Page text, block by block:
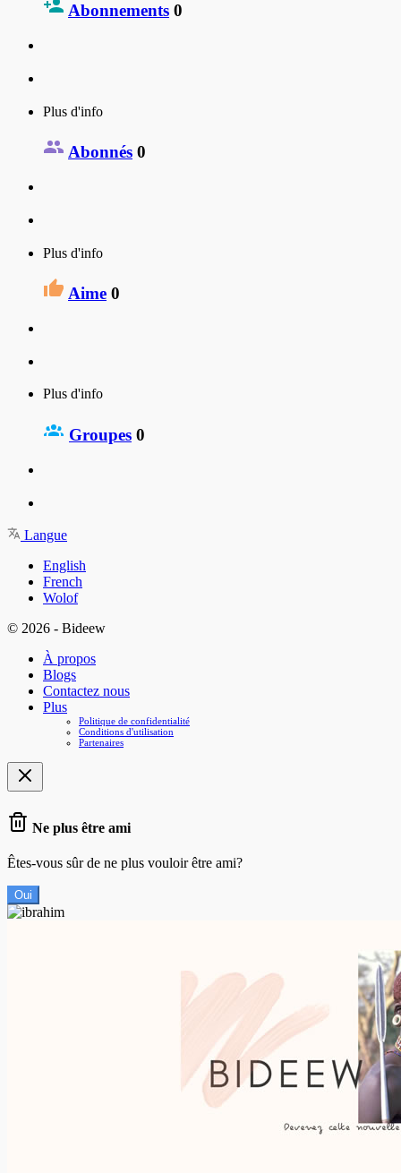
Abonnements 0
Plus d'info
Abonnés 0
Plus d'info
Aime 0
Plus d'info
Groupes 0
Langue
English
French
Wolof
© 2026 - Bideew
À propos
Blogs
Contactez nous
Plus
Politique de confidentialité
Conditions d'utilisation
Partenaires
Ne plus être ami
Êtes-vous sûr de ne plus vouloir être ami?
Oui